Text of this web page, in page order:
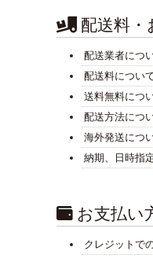
配送料・
配送業者につ
配送料につい
送料無料につ
配送方法につ
海外発送につ
納期、日時指
お支払い
クレジットで